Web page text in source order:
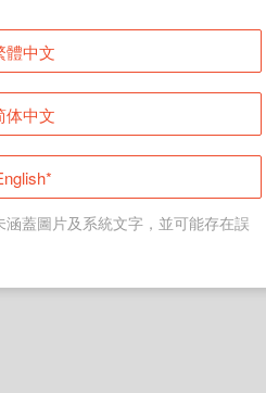
登入
回首頁
體中文
体中文
蓋圖片及系統文字，並可能存在誤